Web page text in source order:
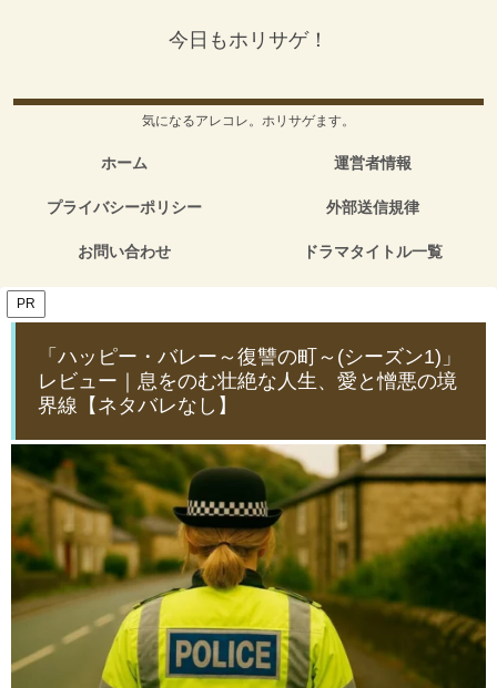
今日もホリサゲ！
気になるアレコレ。ホリサゲます。
ホーム 運営者情報
プライバシーポリシー 外部送信規律
お問い合わせ ドラマタイトル一覧
PR
「ハッピー・バレー～復讐の町～(シーズン1)」
レビュー｜息をのむ壮絶な人生、愛と憎悪の境
界線【ネタバレなし】